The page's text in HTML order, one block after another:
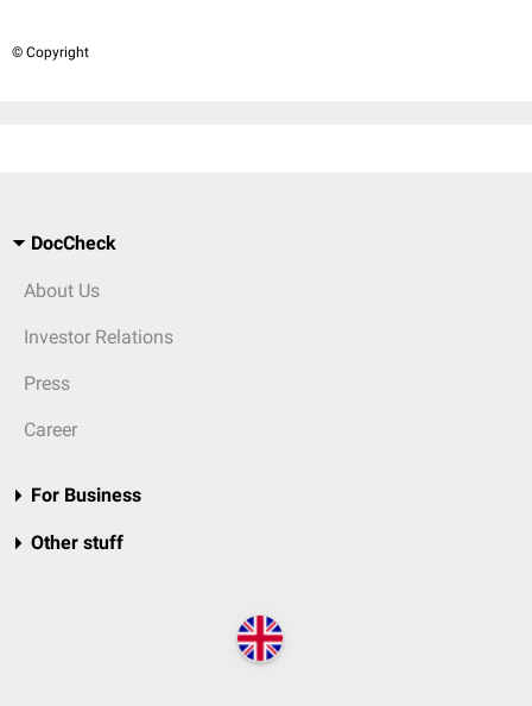
© Copyright
DocCheck
About Us
Investor Relations
Press
Career
For Business
Other stuff